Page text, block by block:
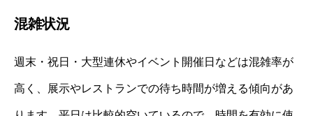
混雑状況
週末・祝日・大型連休やイベント開催日などは混雑率が
高く、展示やレストランでの待ち時間が増える傾向があ